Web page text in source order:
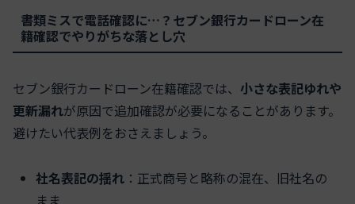
書類ミスで電話確認に…？セブン銀行カードローン在
籍確認でやりがちな落とし穴
セブン銀行カードローン在籍確認では、 小さな表記ゆれや
更新漏れが原因で追加確認が必要になることがあります。
避けたい代表例をおさえましょう。
社名表記の揺れ ：正式商号と略称の混在、旧社名の